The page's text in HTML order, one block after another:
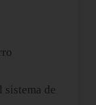
sistema de